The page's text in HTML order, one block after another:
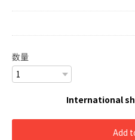
数量
International
Add